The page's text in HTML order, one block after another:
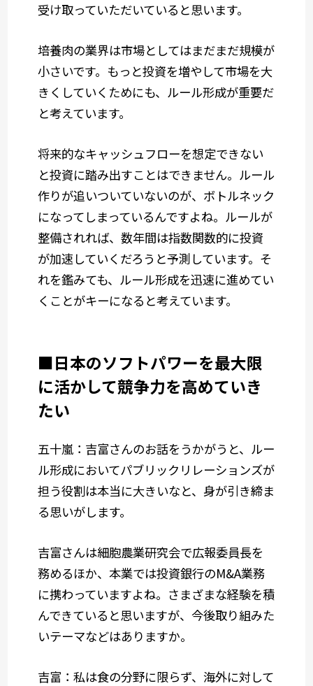
受け取っていただいていると思います。
培養肉の業界は市場としてはまだまだ規模が
小さいです。もっと投資を増やして市場を大
きくしていくためにも、ルール形成が重要だ
と考えています。
将来的なキャッシュフローを想定できない
と投資に踏み出すことはできません。ルール
作りが追いついていないのが、ボトルネック
になってしまっているんですよね。ルールが
整備されれば、数年間は指数関数的に投資
が加速していくだろうと予測しています。そ
れを鑑みても、ルール形成を迅速に進めてい
くことがキーになると考えています。
■日本のソフトパワーを最大限
に活かして競争力を高めていき
たい
五十嵐：吉富さんのお話をうかがうと、ルー
ル形成においてパブリックリレーションズが
担う役割は本当に大きいなと、身が引き締ま
る思いがします。
吉富さんは細胞農業研究会で広報委員長を
務めるほか、本業では投資銀行のM&A業務
に携わっていますよね。さまざまな経験を積
んできていると思いますが、今後取り組みた
いテーマなどはありますか。
吉富：私は食の分野に限らず、海外に対して